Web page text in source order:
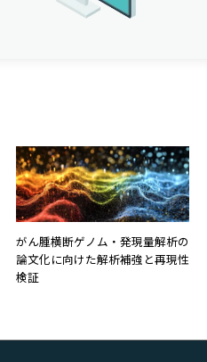
がん腫横断ゲノム・発現量解析の
論文化に向けた解析補強と再現性
検証